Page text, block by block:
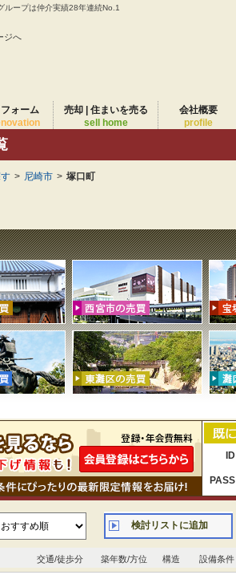
ループは仲介実績28年連続No.1
ジへ
フォーム
売却 | 住まいを売る
sell home
会社概要
profile
> 尼崎市 > 塚口町
ID
PASS
検討リストに追加
交通/徒歩分 築年数/方位 構造 設備条件